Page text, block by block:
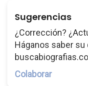
Sugerencias
¿Corrección?
Háganos saber
Colaborar